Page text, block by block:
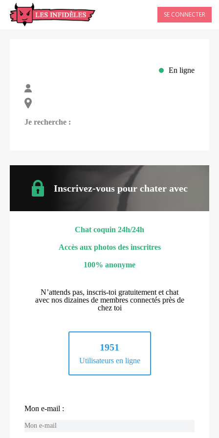
SE CONNECTER
En ligne
Je recherche :
Inscrivez-vous pour chater avec
Chat coquin 24h/24h
Accès aux photos des inscritres
100% anonyme
N’attends pas, inscris-toi gratuitement et chat
avec nos dizaines de membres connectés près de
chez toi
1951
Utilisateurs en ligne
Mon e-mail :